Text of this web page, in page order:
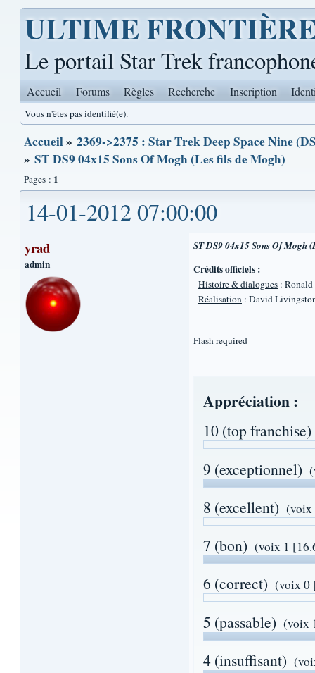
ULTIME
Le portail Star Trek
Accueil Forums Règles Recherche Inscription
Vous n'êtes pas identifié(e).
Accueil» 2369->2375 : Star Trek Deep Space Nine
» ST DS9 04x15 Sons Of Mogh (Les fils de Mogh)
Pages : 1
14-01-2012 07:00:00
yrad
admin
ST DS9 04x15 Sons Of Mogh
Crédits officiels :
-Histoire & dialogues :
-Réalisation : David
Flash required
Appréciation :
10 (top franchise)
9 (exceptionnel)
8 (excellent) (voix
7 (bon) (voix 1
6 (correct) (voix 0
5 (passable) (voix
4 (insuffisant)